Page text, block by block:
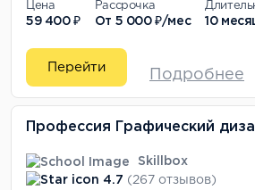
Цена
59 400 ₽
Рассрочка
От 5 000 ₽/мес 10
Перейти
Подробнее
Профессия Графический
Skillbox
4.7 (267 отзывов)